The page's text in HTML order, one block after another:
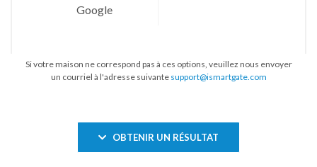
Si votre maison ne correspond pas à ces options, veuillez nous envoyer
un courriel à l'adresse suivante support@ismartgate.com
OBTENIR UN RÉSULTAT